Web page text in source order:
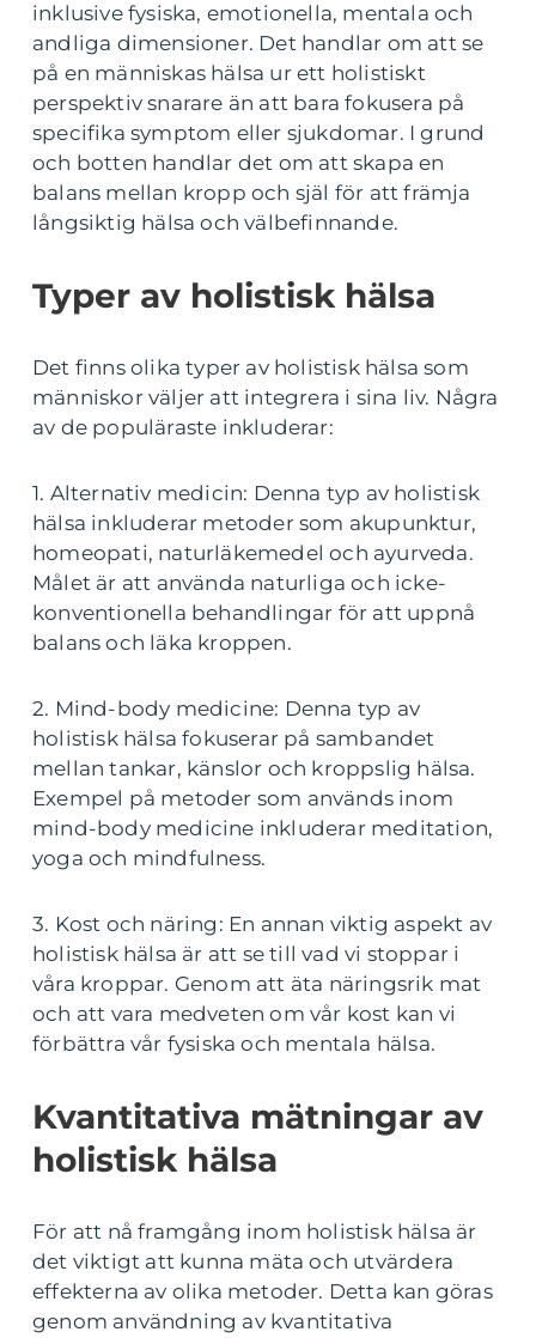
inklusive fysiska, emotionella, mentala och
andliga dimensioner. Det handlar om att se
på en människas hälsa ur ett holistiskt
perspektiv snarare än att bara fokusera på
specifika symptom eller sjukdomar. I grund
och botten handlar det om att skapa en
balans mellan kropp och själ för att främja
långsiktig hälsa och välbefinnande.
Typer av holistisk hälsa
Det finns olika typer av holistisk hälsa som
människor väljer att integrera i sina liv. Några
av de populäraste inkluderar:
1. Alternativ medicin: Denna typ av holistisk
hälsa inkluderar metoder som akupunktur,
homeopati, naturläkemedel och ayurveda.
Målet är att använda naturliga och icke-
konventionella behandlingar för att uppnå
balans och läka kroppen.
2. Mind-body medicine: Denna typ av
holistisk hälsa fokuserar på sambandet
mellan tankar, känslor och kroppslig hälsa.
Exempel på metoder som används inom
mind-body medicine inkluderar meditation,
yoga och mindfulness.
3. Kost och näring: En annan viktig aspekt av
holistisk hälsa är att se till vad vi stoppar i
våra kroppar. Genom att äta näringsrik mat
och att vara medveten om vår kost kan vi
förbättra vår fysiska och mentala hälsa.
Kvantitativa mätningar av
holistisk hälsa
För att nå framgång inom holistisk hälsa är
det viktigt att kunna mäta och utvärdera
effekterna av olika metoder. Detta kan göras
genom användning av kvantitativa